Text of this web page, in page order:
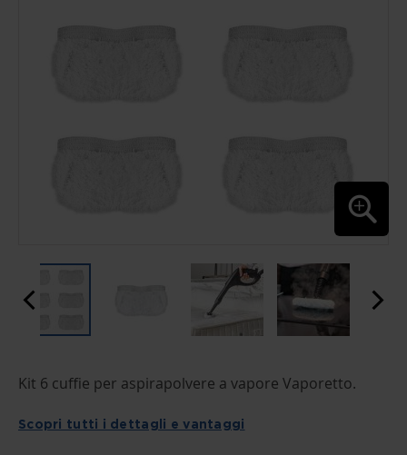
TO
OF
Kit 6 cuffie per aspirapolvere a vapore Vaporetto.
Scopri tutti i dettagli e vantaggi